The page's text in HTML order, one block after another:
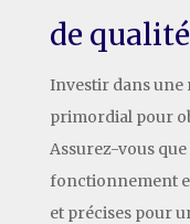
de qualité
Investir dans une
primordial pour
Assurez-vous
fonctionnement
et précises pour